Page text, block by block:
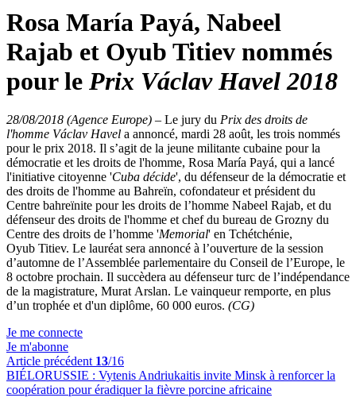
Rosa María Payá, Nabeel
Rajab et Oyub Titiev nommés
pour le Prix Václav Havel 2018
28/08/2018 (Agence Europe) – Le jury du Prix des droits de
l'homme Václav Havel a annoncé, mardi 28 août, les trois nommés
pour le prix 2018. Il s’agit de la jeune militante cubaine pour la
démocratie et les droits de l'homme, Rosa María Payá, qui a lancé
l'initiative citoyenne 'Cuba décide', du défenseur de la démocratie et
des droits de l'homme au Bahreïn, cofondateur et président du
Centre bahreïnite pour les droits de l’homme Nabeel Rajab, et du
défenseur des droits de l'homme et chef du bureau de Grozny du
Centre des droits de l’homme 'Memorial' en Tchétchénie,
Oyub Titiev. Le lauréat sera annoncé à l’ouverture de la session
d’automne de l’Assemblée parlementaire du Conseil de l’Europe, le
8 octobre prochain. Il succèdera au défenseur turc de l’indépendance
de la magistrature, Murat Arslan. Le vainqueur remporte, en plus
d’un trophée et d'un diplôme, 60 000 euros. (CG)
Je me connecte
Je m'abonne
Article précédent 13/16
BIÉLORUSSIE : Vytenis Andriukaitis invite Minsk à renforcer la
coopération pour éradiquer la fièvre porcine africaine